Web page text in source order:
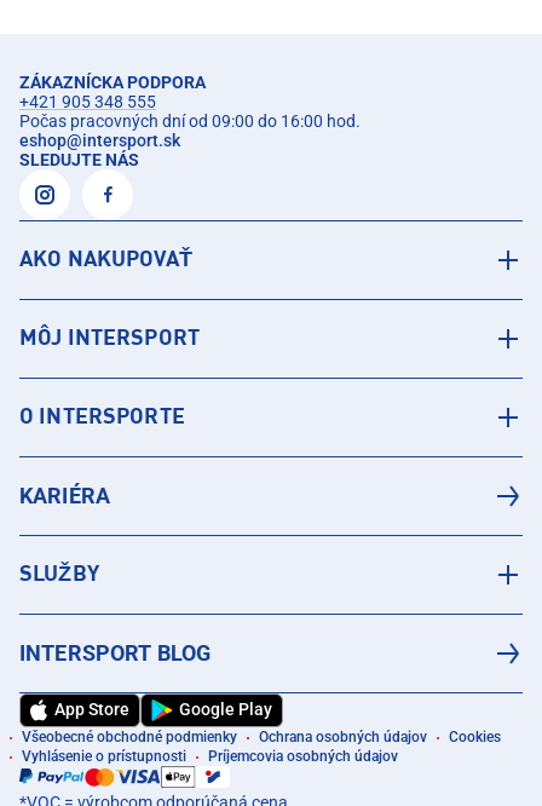
ZÁKAZNÍCKA PODPORA
+421 905 348 555
Počas pracovných dní od 09:00 do 16:00 hod.
eshop@intersport.sk
SLEDUJTE NÁS
AKO NAKUPOVAŤ
MÔJ INTERSPORT
O INTERSPORTE
KARIÉRA
SLUŽBY
INTERSPORT BLOG
App Store Google Play
Všeobecné obchodné podmienky Ochrana osobných údajov
Cookies
Vyhlásenie o prístupnosti
Príjemcovia osobných údajov